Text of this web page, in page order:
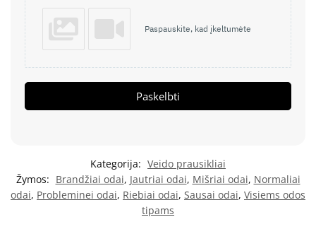
Paspauskite, kad įkeltumėte
Paskelbti
Kategorija: Veido prausikliai
Žymos: Brandžiai odai, Jautriai odai, Mišriai odai, Normaliai
odai, Probleminei odai, Riebiai odai, Sausai odai, Visiems odos
tipams